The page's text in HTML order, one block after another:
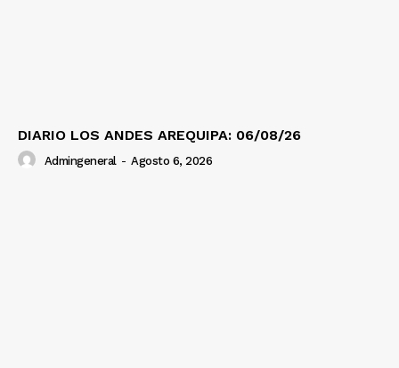
DIARIO LOS ANDES AREQUIPA: 06/08/26
Admingeneral - Agosto 6, 2026